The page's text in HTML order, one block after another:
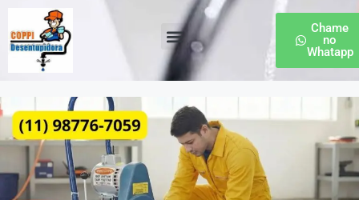
Chame
no
Whatapp